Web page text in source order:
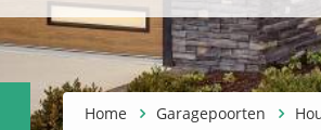
Home Garagepoorten